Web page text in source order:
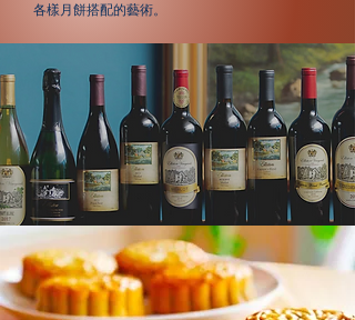
各樣月餅搭配的藝術。